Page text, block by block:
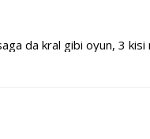
da kral gibi oyun, 3 kisi